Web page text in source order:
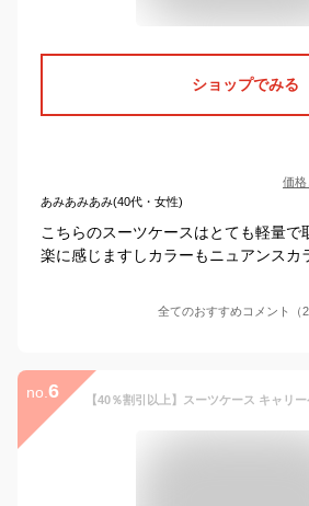
ショップでみる
価格
あみあみあみ(40代・女性)
こちらのスーツケースはとても軽量で
楽に感じますしカラーもニュアンスカ
全てのおすすめコメント（2
no. 6